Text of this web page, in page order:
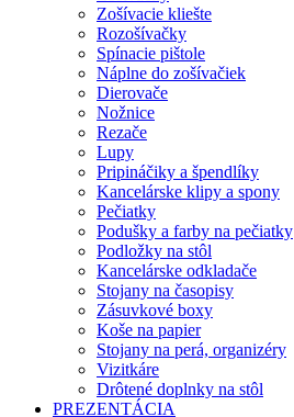
Zošívacie kliešte
Rozošívačky
Spínacie pištole
Náplne do zošívačiek
Dierovače
Nožnice
Rezače
Lupy
Pripináčiky a špendlíky
Kancelárske klipy a spony
Pečiatky
Podušky a farby na pečiatky
Podložky na stôl
Kancelárske odkladače
Stojany na časopisy
Zásuvkové boxy
Koše na papier
Stojany na perá, organizéry
Vizitkáre
Drôtené doplnky na stôl
PREZENTÁCIA